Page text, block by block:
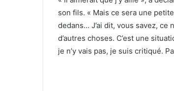
son fils. « Mais ce sera une
dedans… J’ai dit, vous savez, ce
d’autres choses. C’est une
je n’y vais pas, je suis critiqué.